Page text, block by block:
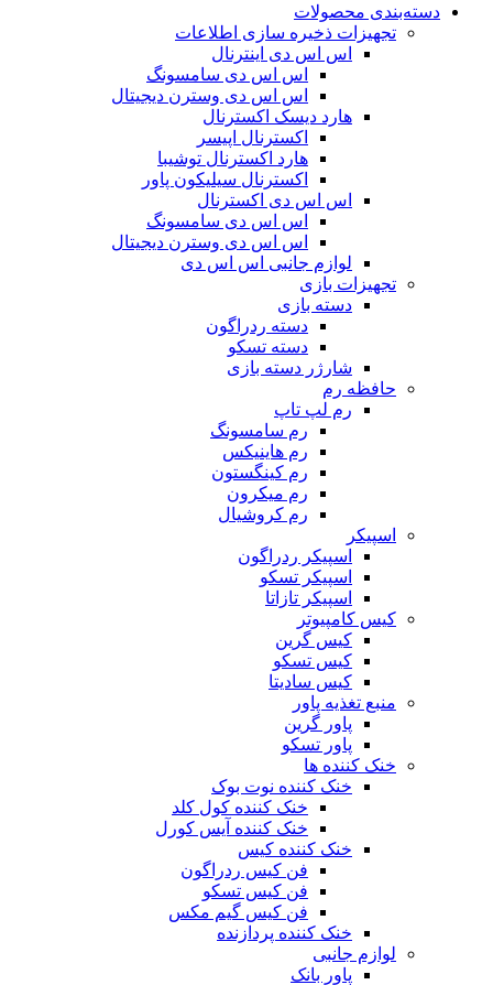
دسته‌بندی محصولات
تجهیزات ذخیره سازی اطلاعات
اس اس دی اینترنال
اس اس دی سامسونگ
اس اس دی وسترن دیجیتال
هارد دیسک اکسترنال
اکسترنال اپیسر
هارد اکسترنال توشیبا
اکسترنال سیلیکون پاور
اس اس دی اکسترنال
اس اس دی سامسونگ
اس اس دی وسترن دیجیتال
لوازم جانبی اس اس دی
تجهیزات بازی
دسته بازی
دسته ردراگون
دسته تسکو
شارژر دسته بازی
حافظه رم
رم لپ تاپ
رم سامسونگ
رم هاینیکس
رم کینگستون
رم میکرون
رم کروشیال
اسپیکر
اسپیکر ردراگون
اسپیکر تسکو
اسپیکر تازاتا
کیس کامپیوتر
کیس گرین
کیس تسکو
کیس سادیتا
منبع تغذیه‌ پاور
پاور گرین
پاور تسکو
خنک کننده ها
خنک کننده نوت بوک
خنک کننده کول کلد
خنک کننده آیس کورل
خنک کننده کیس
فن کیس ردراگون
فن کیس تسکو
فن کیس گیم مکس
خنک کننده پردازنده
لوازم جانبی
پاور بانک